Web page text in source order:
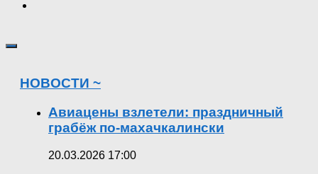
НОВОСТИ ~
Авиацены взлетели: праздничный
грабёж по-махачкалински
20.03.2026 17:00